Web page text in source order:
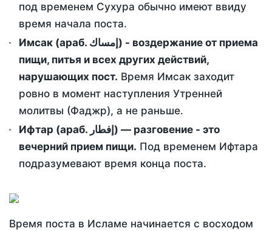
под временем Сухура обычно имеют ввиду
время начала поста.
Имсак (араб. إمساك) - воздержание от приема
пищи, питья и всех других действий,
нарушающих пост. Время Имсак заходит
ровно в момент наступления Утренней
молитвы (Фаджр), а не раньше.
Ифтар (араб. إفطار) — разговение - это
вечерний прием пищи. Под временем Ифтара
подразумевают время конца поста.
Время поста в Исламе начинается с восходом